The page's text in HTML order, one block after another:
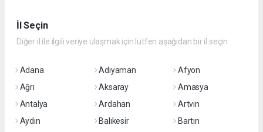
İl Seçin
Diğer il ile ilgili veriye ulaşmak için lütfen aşağıdan bir il seçin
Adana Adıyaman
Afyon
Ağrı
Aksaray
Amasya
Antalya
Ardahan
Artvin
Aydın
Balıkesir
Bartın